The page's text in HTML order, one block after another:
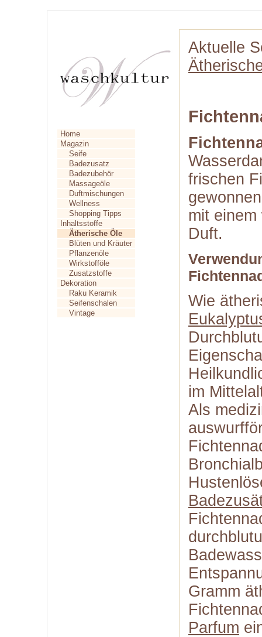
Home
Magazin
Seife
Badezusatz
Badezubehör
Massageöle
Duftmischungen
Wellness
Shopping Tipps
Inhaltsstoffe
Ätherische Öle
Blüten und Kräuter
Pflanzenöle
Wirkstofföle
Zusatzstoffe
Dekoration
Raku Keramik
Seifenschalen
Vintage
Aktuelle
frischen
mit
Duft.
Wie
im
Als
Gramm
Parfum